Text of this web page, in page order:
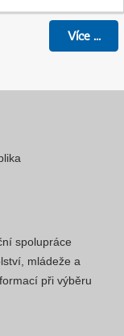
Více...
spolupráce
mládeže a
při výběru